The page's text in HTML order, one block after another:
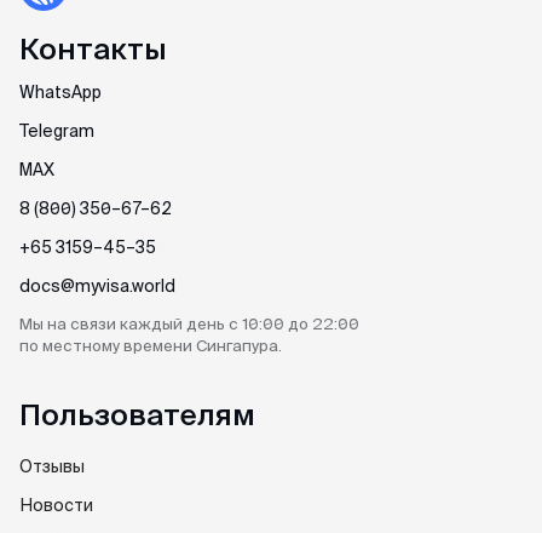
минимум пакета документа, в отличие от
других агентств. Благодарю 🙏🏻
Кирилл
Качественно и недорого
Огромное спасибо за оформление кеты.
Сделали за 36 часов с момента оплаты на
и качества.
Всё ещё сомневаешься?
Читай отзывы в первоисточниках. Искренние
Андрея Корсунского.
Контакты
WhatsApp
Telegram
MAX
8 (800) 350–67–62
+65 3159–45–35
docs@myvisa.world
Мы на связи каждый день с 10:00 до 22:00
по местному времени Сингапура.
Пользователям
Отзывы
Новости